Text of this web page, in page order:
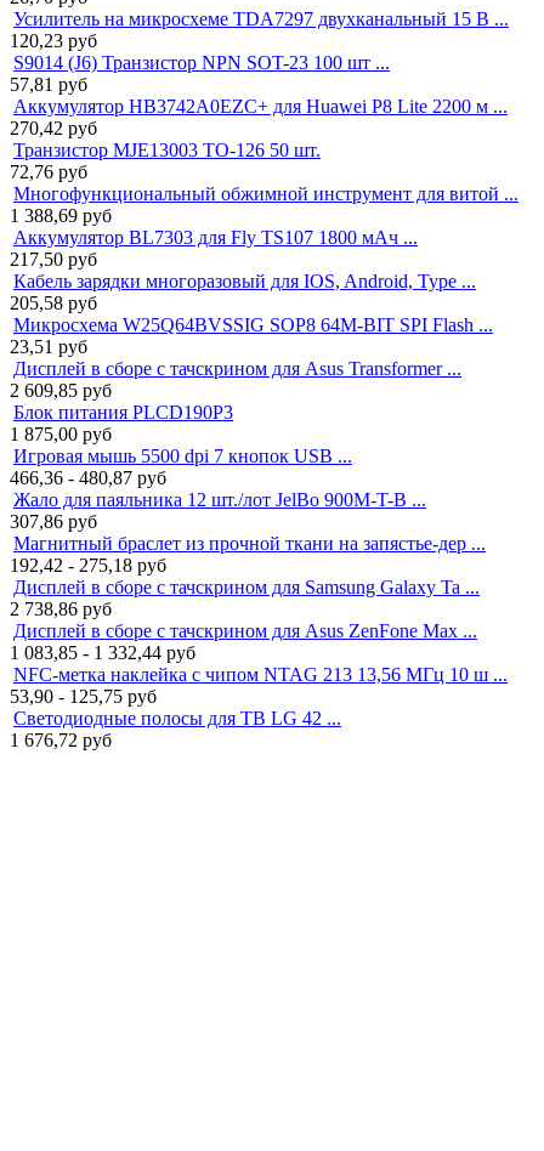
Усилитель на микросхеме TDA7297 двухканальный 15 В ...
120,23 руб
S9014 (J6) Транзистор NPN SOT-23 100 шт ...
57,81 руб
Аккумулятор HB3742A0EZC+ для Huawei P8 Lite 2200 м ...
270,42 руб
Транзистор MJE13003 TO-126 50 шт.
72,76 руб
Многофункциональный обжимной инструмент для витой ...
1 388,69 руб
Аккумулятор BL7303 для Fly TS107 1800 мАч ...
217,50 руб
Кабель зарядки многоразовый для IOS, Android, Type ...
205,58 руб
Микросхема W25Q64BVSSIG SOP8 64M-BIT SPI Flash ...
23,51 руб
Дисплей в сборе с тачскрином для Asus Transformer ...
2 609,85 руб
Блок питания PLCD190P3
1 875,00 руб
Игровая мышь 5500 dpi 7 кнопок USB ...
466,36 - 480,87 руб
Жало для паяльника 12 шт./лот JelBo 900M-T-B ...
307,86 руб
Магнитный браслет из прочной ткани на запястье-дер ...
192,42 - 275,18 руб
Дисплей в сборе с тачскрином для Samsung Galaxy Ta ...
2 738,86 руб
Дисплей в сборе с тачскрином для Asus ZenFone Max ...
1 083,85 - 1 332,44 руб
NFC-метка наклейка с чипом NTAG 213 13,56 МГц 10 ш ...
53,90 - 125,75 руб
Светодиодные полосы для ТВ LG 42 ...
1 676,72 руб